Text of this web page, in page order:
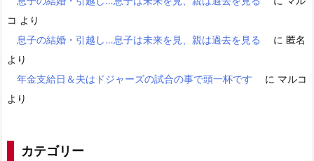
コ より
息子の結婚・引越し…息子は未来を見、親は過去を見る
に 匿名
より
年金支給日＆夫はドジャーズの試合の事で頭一杯です
に マルコ
より
カテゴリー